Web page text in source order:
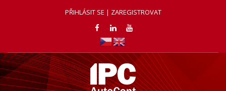
PŘIHLÁSIT SE | ZAREGISTROVAT